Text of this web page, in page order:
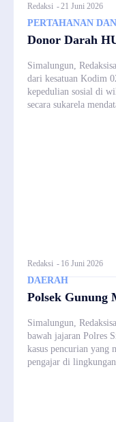
Redaksi -21 Juni 2026
PERTAHANAN
Donor Darah
Simalungun,
dari kesatuan Kodim
kepedulian sosial di
secara sukarela
Redaksi - 16 Juni 2026
DAERAH
Polsek Gunung
Simalungun,
bawah jajaran Polres
kasus pencurian yang
pengajar di lingkungan